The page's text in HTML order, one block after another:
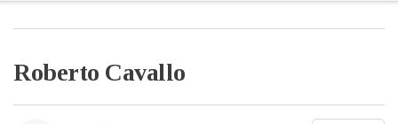
Roberto Cavallo